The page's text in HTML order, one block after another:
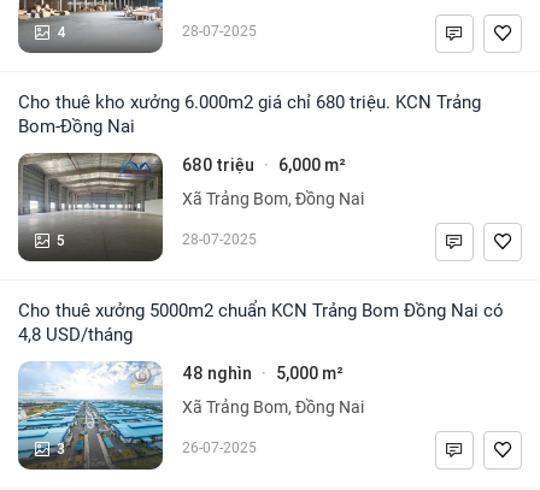
4 28-07-2025
Cho thuê kho xưởng 6.000m2 giá chỉ 680 triệu. KCN Trảng
Bom-Đồng Nai
5
680 triệu · 6,000 m²
Xã Trảng Bom, Đồng Nai
28-07-2025
Cho thuê xưởng 5000m2 chuẩn KCN Trảng Bom Đồng Nai có
4,8 USD/tháng
3
48 nghìn · 5,000 m²
Xã Trảng Bom, Đồng Nai
26-07-2025